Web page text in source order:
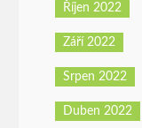
Říjen 2022
Září 2022
Srpen 2022
Duben 2022